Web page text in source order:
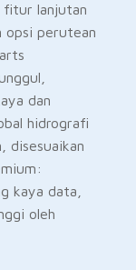
fitur lanjutan
perutean
dan
hidrografi
disesuaikan
kaya data,
oleh